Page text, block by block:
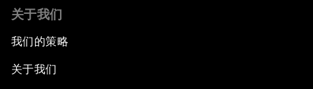
关于我们
我们的策略
关于我们